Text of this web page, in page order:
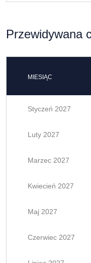
Przewidywana
MIESIĄC
Styczeń 2027
Luty 2027
Marzec 2027
Kwiecień 2027
Maj 2027
Czerwiec 2027